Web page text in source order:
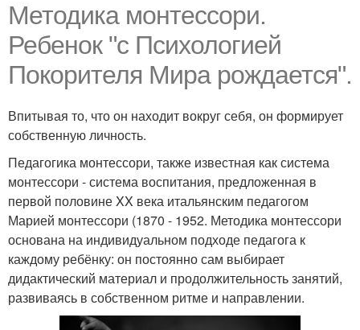
Методика монтессори.
Ребенок "с Психологией
Покорителя Мира рождается".
Впитывая то, что он находит вокруг себя, он формирует
собственную личность.
Педагогика монтессори, также известная как система
монтессори - система воспитания, предложенная в
первой половине XX века итальянским педагогом
Марией монтессори (1870 - 1952. Методика монтессори
основана на индивидуальном подходе педагога к
каждому ребёнку: он постоянно сам выбирает
дидактический материал и продолжительность занятий,
развиваясь в собственном ритме и направлении.